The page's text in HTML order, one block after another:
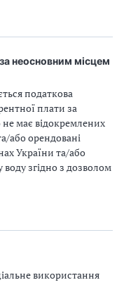
неосновним місцем
податкова
плати за
має відокремлених
або орендовані
України та/або
воду згідно з дозволом
використання